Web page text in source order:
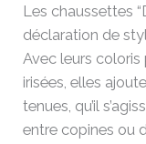
Les chaussettes
déclaration de
Avec leurs
irisées, elles
tenues, qu’il
entre copines ou